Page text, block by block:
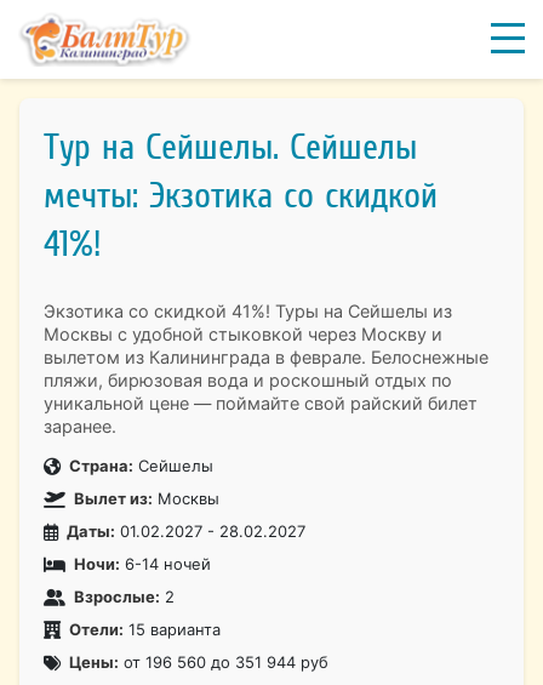
Тур на Сейшелы. Сейшелы
мечты: Экзотика со скидкой
41%!
Экзотика со скидкой 41%! Туры на Сейшелы из
Москвы с удобной стыковкой через Москву и
вылетом из Калининграда в феврале. Белоснежные
пляжи, бирюзовая вода и роскошный отдых по
уникальной цене — поймайте свой райский билет
заранее.
Страна: Сейшелы
Вылет из: Москвы
Даты: 01.02.2027 - 28.02.2027
Ночи: 6-14 ночей
Взрослые: 2
Отели: 15 варианта
Цены: от 196 560 до 351 944 руб